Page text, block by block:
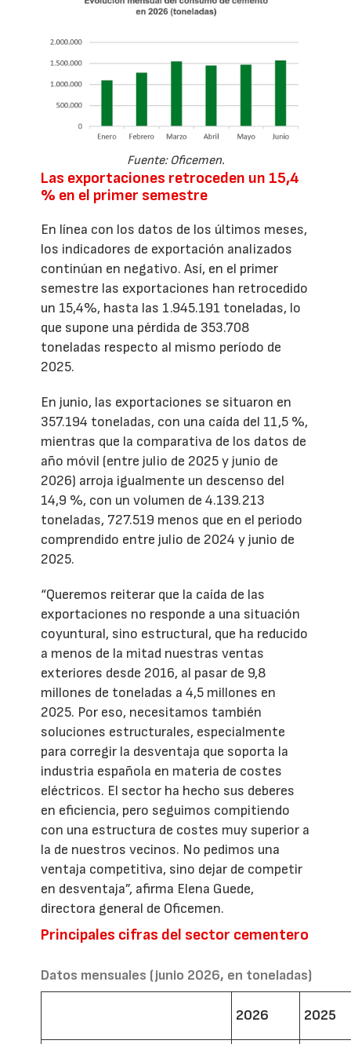
Fuente: Oficemen.
Las exportaciones retroceden un 15,4
% en el primer semestre
En línea con los datos de los últimos meses,
los indicadores de exportación analizados
continúan en negativo. Así, en el primer
semestre las exportaciones han retrocedido
un 15,4%, hasta las 1.945.191 toneladas, lo
que supone una pérdida de 353.708
toneladas respecto al mismo período de
2025.
En junio, las exportaciones se situaron en
357.194 toneladas, con una caída del 11,5 %,
mientras que la comparativa de los datos de
año móvil (entre julio de 2025 y junio de
2026) arroja igualmente un descenso del
14,9 %, con un volumen de 4.139.213
toneladas, 727.519 menos que en el periodo
comprendido entre julio de 2024 y junio de
2025.
“Queremos reiterar que la caída de las
exportaciones no responde a una situación
coyuntural, sino estructural, que ha reducido
a menos de la mitad nuestras ventas
exteriores desde 2016, al pasar de 9,8
millones de toneladas a 4,5 millones en
2025. Por eso, necesitamos también
soluciones estructurales, especialmente
para corregir la desventaja que soporta la
industria española en materia de costes
eléctricos. El sector ha hecho sus deberes
en eficiencia, pero seguimos compitiendo
con una estructura de costes muy superior a
la de nuestros vecinos. No pedimos una
ventaja competitiva, sino dejar de competir
en desventaja”, afirma Elena Guede,
directora general de Oficemen.
Principales cifras del sector cementero
Datos mensuales (junio 2026, en toneladas)
2026 2025